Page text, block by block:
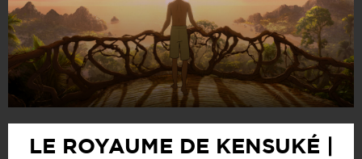
PRATIQUE
ÉDUCATION AUX IMAGES
LE ROYAUME DE KENSUKÉ |